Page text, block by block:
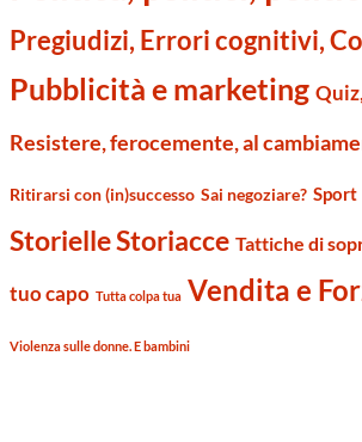
Pregiudizi, Errori cognitivi,
Pubblicità e marketing
Resistere, ferocemente, al
Ritirarsi con (in)successo Sai negoziare? Sport
Storielle Storiacce Tattiche di
tuo capo Tutta colpa tua Vendita e
Violenza sulle donne. E bambini